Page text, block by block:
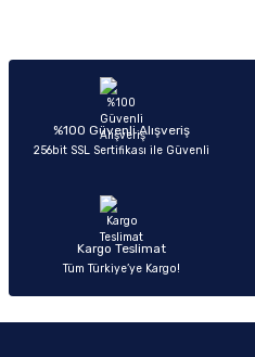
Ürün açıklamasında eksik bilgiler
Ürün bilgilerinde hatalar bulunuyor.
Ürün fiyatı diğer sitelerden daha
Sitemize ilk
%100 Güvenli Alışveriş
256bit SSL Sertifikası ile Güvenli
Kargo Teslimat
Tüm Türkiye’ye Kargo!